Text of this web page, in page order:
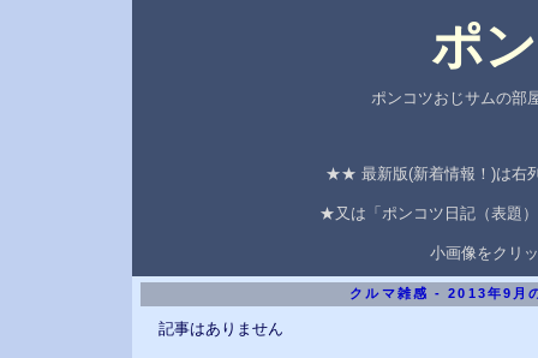
ポ
ポンコツおじサムの部
★★ 最新版(新着情報！)は右
★又は「ポンコツ日記（表題
小画像をクリ
クルマ雑感 - 2013年9月
記事はありません